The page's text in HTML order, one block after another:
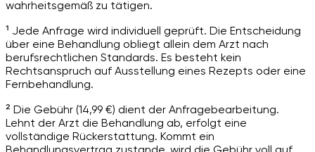
wahrheitsgemäß zu tätigen.
¹ Jede Anfrage wird individuell geprüft. Die Entscheidung
über eine Behandlung obliegt allein dem Arzt nach
berufsrechtlichen Standards. Es besteht kein
Rechtsanspruch auf Ausstellung eines Rezepts oder eine
Fernbehandlung.
² Die Gebühr (14,99 €) dient der Anfragebearbeitung.
Lehnt der Arzt die Behandlung ab, erfolgt eine
vollständige Rückerstattung. Kommt ein